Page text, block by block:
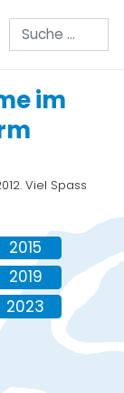
Suchen
im
Viel Spass
2015
2019
2023